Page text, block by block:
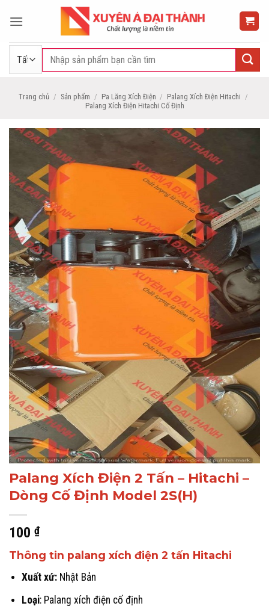
qua
Tìm
Trang chủ / Sản phẩm / Pa Lăng Xích Điện / Palang Xích Điện Hitachi /
Palang Xích Điện Hitachi Cố Định
Palang Xích Điện 2 Tấn – Hitachi –
Dòng Cố Định Model 2S(H)
100 ₫
Thông tin palang xích điện 2 tấn Hitachi
Xuất xứ:Nhật Bản
Loại: Palang xích điện cố định